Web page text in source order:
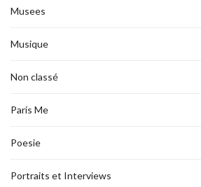
Musees
Musique
Non classé
Paris Me
Poesie
Portraits et Interviews